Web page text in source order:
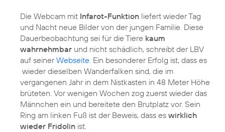
Die Webcam mit Infarot-Funktion liefert wieder Tag
und Nacht neue Bilder von der jungen Familie. Diese
Dauerbeobachtung sei für die Tiere kaum
wahrnehmbar und nicht schädlich, schreibt der LBV
auf seinerWebseite. Ein besonderer Erfolg ist, dass es
wieder dieselben Wanderfalken sind, die im
vergangenen Jahr in dem Nistkasten in 48 Meter Höhe
brüteten. Vor wenigen Wochen zog zuerst wieder das
Männchen ein und bereitete den Brutplatz vor. Sein
Ring am linken Fuß ist der Beweis, dass es wirklich
wieder Fridolin ist.